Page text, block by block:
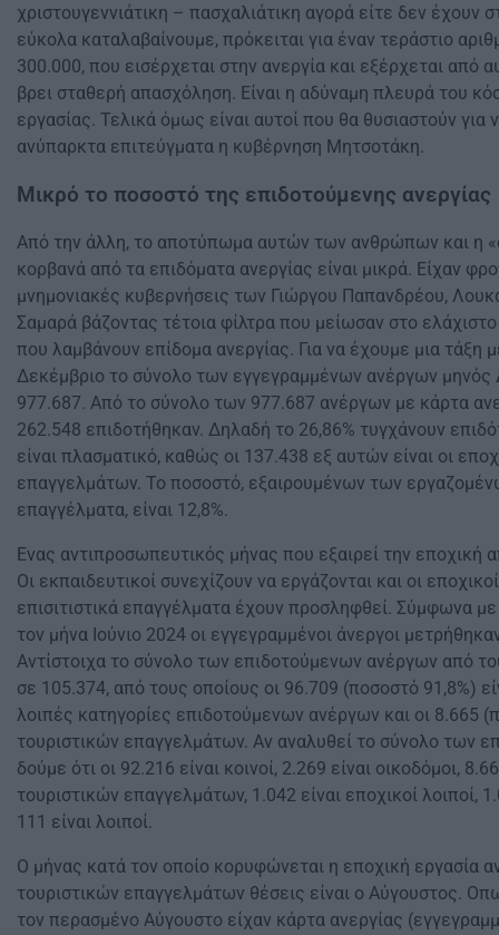
χριστουγεννιάτικη – πασχαλιάτικη αγορά είτε δεν έχουν
εύκολα καταλαβαίνουμε, πρόκειται για έναν τεράστιο
300.000, που εισέρχεται στην ανεργία και εξέρχεται από
βρει σταθερή απασχόληση. Είναι η αδύναμη πλευρά του
εργασίας. Τελικά όμως είναι αυτοί που θα θυσιαστούν για
ανύπαρκτα επιτεύγματα η κυβέρνηση Μητσοτάκη.
Μικρό το ποσοστό της επιδοτούμενης ανεργίας
Από την άλλη, το αποτύπωμα αυτών των ανθρώπων και η
κορβανά από τα επιδόματα ανεργίας είναι μικρά. Είχαν
μνημονιακές κυβερνήσεις των Γιώργου Παπανδρέου,
Σαμαρά βάζοντας τέτοια φίλτρα που μείωσαν στο
που λαμβάνουν επίδομα ανεργίας. Για να έχουμε μια τάξη
Δεκέμβριο το σύνολο των εγγεγραμμένων ανέργων μηνός
977.687. Από το σύνολο των 977.687 ανέργων με κάρτα
262.548 επιδοτήθηκαν. Δηλαδή το 26,86% τυγχάνουν
είναι πλασματικό, καθώς οι 137.438 εξ αυτών είναι οι
επαγγελμάτων. Το ποσοστό, εξαιρουμένων των
επαγγέλματα, είναι 12,8%.
Ενας αντιπροσωπευτικός μήνας που εξαιρεί την εποχική
Οι εκπαιδευτικοί συνεχίζουν να εργάζονται και οι
επισιτιστικά επαγγέλματα έχουν προσληφθεί. Σύμφωνα
τον μήνα Ιούνιο 2024 οι εγγεγραμμένοι άνεργοι
Αντίστοιχα το σύνολο των επιδοτούμενων ανέργων από
σε 105.374, από τους οποίους οι 96.709 (ποσοστό 91,8%)
λοιπές κατηγορίες επιδοτούμενων ανέργων και οι 8.665
τουριστικών επαγγελμάτων. Αν αναλυθεί το σύνολο των
δούμε ότι οι 92.216 είναι κοινοί, 2.269 είναι οικοδόμοι,
τουριστικών επαγγελμάτων, 1.042 είναι εποχικοί λοιποί,
111 είναι λοιποί.
Ο μήνας κατά τον οποίο κορυφώνεται η εποχική εργασία
τουριστικών επαγγελμάτων θέσεις είναι ο Αύγουστος.
τον περασμένο Αύγουστο είχαν κάρτα ανεργίας